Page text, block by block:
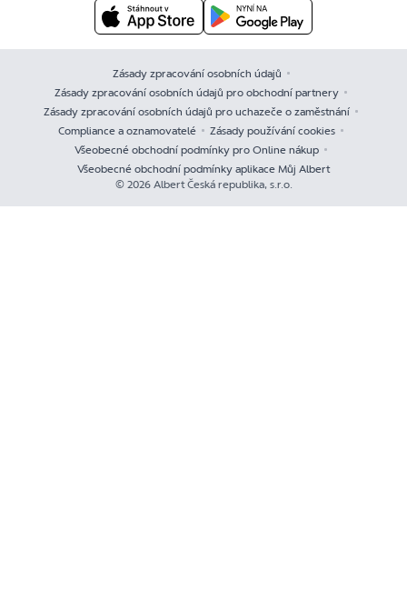
Zásady zpracování osobních údajů
Zásady zpracování osobních údajů pro obchodní partnery
Zásady zpracování osobních údajů pro uchazeče o zaměstnání
Compliance a oznamovatelé
Zásady používání cookies
Všeobecné obchodní podmínky pro Online nákup
Všeobecné obchodní podmínky aplikace Můj Albert
© 2026 Albert Česká republika, s.r.o.